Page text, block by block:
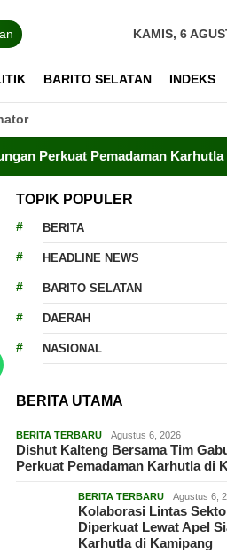
KAMIS, 6
BARITO SELATAN INDEKS
Pemadaman Karhutla di Kumai
TOPIK POPULER
BERITA
HEADLINE NEWS
BARITO SELATAN
DAERAH
NASIONAL
BERITA UTAMA
BERITA TERBARU Agustus 6, 2026
Dishut Kalteng Bersama Tim
Perkuat Pemadaman Karhutla di
BERITA TERBARU Agustus 6,
Kolaborasi Lintas
Diperkuat Lewat Apel
Karhutla di Kamipang